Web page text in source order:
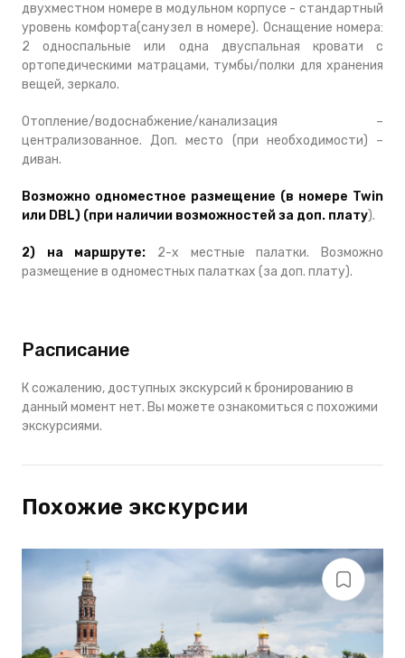
двухместном номере в модульном корпусе - стандартный
уровень комфорта(санузел в номере). Оснащение номера:
2 односпальные или одна двуспальная кровати с
ортопедическими матрацами, тумбы/полки для хранения
вещей, зеркало.
Отопление/водоснабжение/канализация –
централизованное. Доп. место (при необходимости) –
диван.
Возможно одноместное размещение (в номере Twin
или DBL) (при наличии возможностей за доп. плату).
2) на маршруте: 2-х местные палатки. Возможно
размещение в одноместных палатках (за доп. плату).
Расписание
К сожалению, доступных экскурсий к бронированию в
данный момент нет. Вы можете ознакомиться с похожими
экскурсиями.
Похожие экскурсии